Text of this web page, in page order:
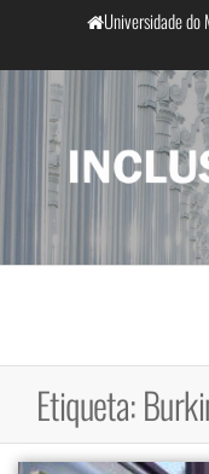
o
conteúdo
Universidade
Etiqueta: